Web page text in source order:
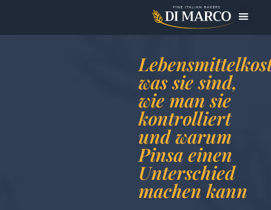
was sie sind,
wie man sie
kontrolliert
und warum
Pinsa einen
Unterschied
machen kann